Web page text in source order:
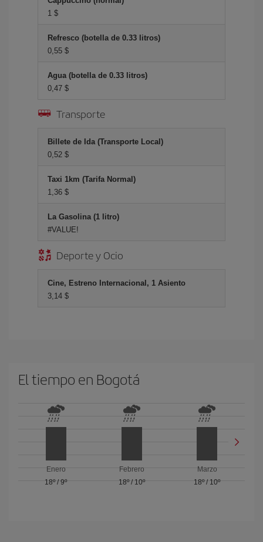
1 $
Refresco (botella de 0.33 litros)
0,55 $
Agua (botella de 0.33 litros)
0,47 $
Transporte
Billete de Ida (Transporte Local)
0,52 $
Taxi 1km (Tarifa Normal)
1,36 $
La Gasolina (1 litro)
#VALUE!
Deporte y Ocio
Cine, Estreno Internacional, 1 Asiento
3,14 $
El tiempo en Bogotá
Enero
18º/9º
Febrero
18º/ 10º
Marzo
18º/ 10º